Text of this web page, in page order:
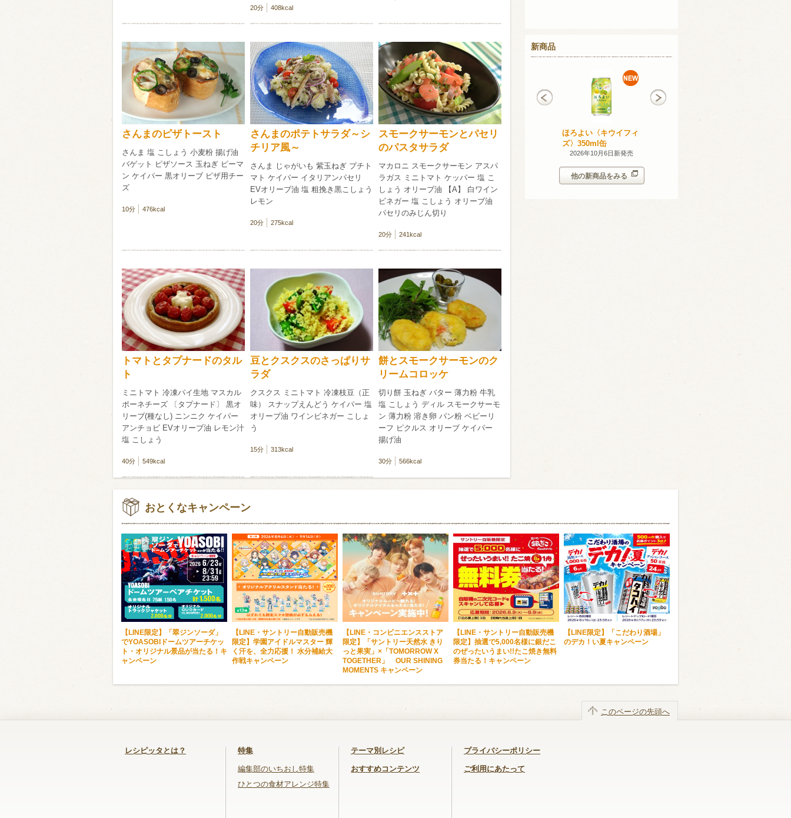
20分 408kcal
さんまのピザトースト
さんま 塩 こしょう 小麦粉 揚げ油
バゲット ピザソース 玉ねぎ ピーマ
ン ケイパー 黒オリーブ ピザ用チー
ズ
10分 476kcal
さんまのポテトサラダ～シ
チリア風～
さんま じゃがいも 紫玉ねぎ プチト
マト ケイパー イタリアンパセリ
EVオリーブ油 塩 粗挽き黒こしょう
レモン
20分 275kcal
スモークサーモンとパセリ
のパスタサラダ
マカロニ スモークサーモン アスパ
ラガス ミニトマト ケッパー 塩 こ
しょう オリーブ油 【A】 白ワイン
ビネガー 塩 こしょう オリーブ油
パセリのみじん切り
20分 241kcal
トマトとタプナードのタル
ト
ミニトマト 冷凍パイ生地 マスカル
ポーネチーズ 〔タプナード〕 黒オ
リーブ(種なし) ニンニク ケイパー
アンチョビ EVオリーブ油 レモン汁
塩 こしょう
40分 549kcal
豆とクスクスのさっぱりサ
ラダ
クスクス ミニトマト 冷凍枝豆（正
味） スナップえんどう ケイパー 塩
オリーブ油 ワインビネガー こしょ
う
15分 313kcal
餅とスモークサーモンのク
リームコロッケ
切り餅 玉ねぎ バター 薄力粉 牛乳
塩 こしょう ディル スモークサーモ
ン 薄力粉 溶き卵 パン粉 ベビーリ
ーフ ピクルス オリーブ ケイパー
揚げ油
30分 566kcal
新商品
ほろよい〈キウイフィ
ズ〉350ml缶
2026年10月6日新発売
信州富士見町産 甲州
他の新商品をみる
おとくなキャンペーン
【LINE限定】「翠ジンソーダ」
でYOASOBIドームツアーチケッ
ト・オリジナル景品が当たる！キ
ャンペーン
【LINE・サントリー自動販売機
限定】学園アイドルマスター 輝
く汗を、全力応援！ 水分補給大
作戦キャンペーン
【LINE・コンビニエンスストア
限定】「サントリー天然水 きり
っと果実」×「TOMORROW X
TOGETHER」 OUR SHINING
MOMENTS キャンペーン
【LINE・サントリー自動販売機
限定】抽選で5,000名様に銀だこ
のぜったいうまい!!たこ焼き無料
券当たる！キャンペーン
【LINE限定】「こだわり酒場」
のデカ！い夏キャンペーン
レシピッタとは？ 特集
編集部のいちおし特集
ひとつの食材アレンジ特集
テーマ別レシピ
おすすめコンテンツ
プライバシーポリシー
ご利用にあたって
このページの先頭へ